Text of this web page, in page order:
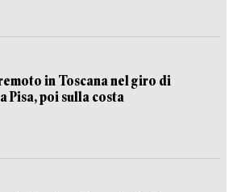
in Toscana nel giro di
Pisa, poi sulla costa